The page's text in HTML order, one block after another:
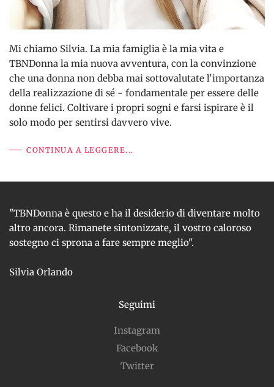
Mi chiamo Silvia. La mia famiglia è la mia vita e
TBNDonna la mia nuova avventura, con la convinzione
che una donna non debba mai sottovalutate l'importanza
della realizzazione di sé - fondamentale per essere delle
donne felici. Coltivare i propri sogni e farsi ispirare è il
solo modo per sentirsi davvero vive.
CONTINUA A LEGGERE...
"TBNDonna è questo e ha il desiderio di diventare molto
altro ancora. Rimanete sintonizzate, il vostro caloroso
sostegno ci sprona a fare sempre meglio".
Silvia Orlando
Seguimi
Instagram
Facebook
Twitter